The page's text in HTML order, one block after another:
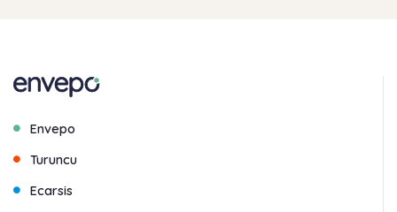
Envepo
Turuncu
Ecarsis